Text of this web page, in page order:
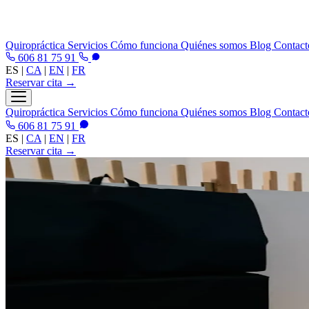
Quiropráctica Servicios Cómo funciona Quiénes somos Blog
606 81 75 91
ES | CA | EN | FR
Reservar cita →
Quiropráctica Servicios Cómo funciona Quiénes somos Blog
606 81 75 91
ES | CA | EN | FR
Reservar cita →